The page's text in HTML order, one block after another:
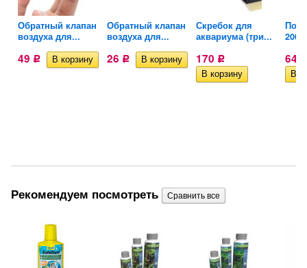
Обратный клапан
воздуха для...
49 Р
Обратный клапан
воздуха для...
26 Р
Скребок для
аквариума (три...
170 Р
200
644
Рекомендуем посмотреть